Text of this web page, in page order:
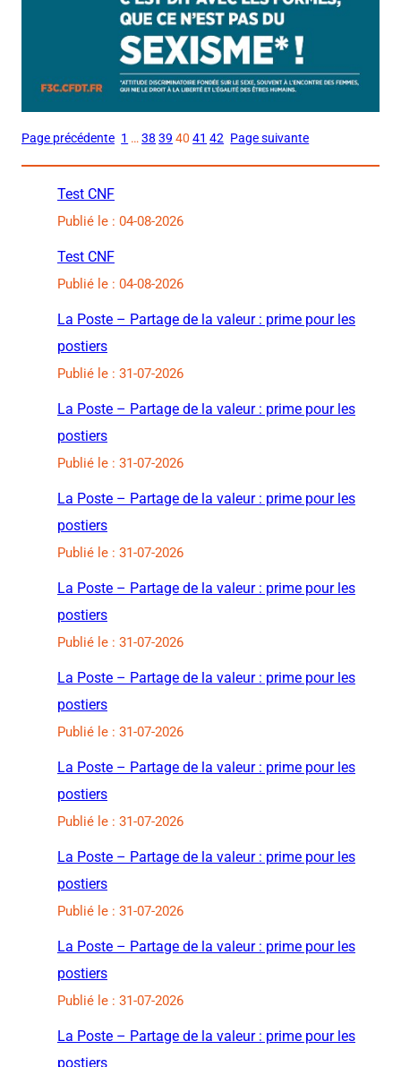
Page précédente 1 …38 39 40 41 42 Page suivante
Test CNF
Publié le : 04-08-2026
Test CNF
Publié le : 04-08-2026
La Poste – Partage de la valeur : prime pour les
postiers
Publié le : 31-07-2026
La Poste – Partage de la valeur : prime pour les
postiers
Publié le : 31-07-2026
La Poste – Partage de la valeur : prime pour les
postiers
Publié le : 31-07-2026
La Poste – Partage de la valeur : prime pour les
postiers
Publié le : 31-07-2026
La Poste – Partage de la valeur : prime pour les
postiers
Publié le : 31-07-2026
La Poste – Partage de la valeur : prime pour les
postiers
Publié le : 31-07-2026
La Poste – Partage de la valeur : prime pour les
postiers
Publié le : 31-07-2026
La Poste – Partage de la valeur : prime pour les
postiers
Publié le : 31-07-2026
La Poste – Partage de la valeur : prime pour les
postiers